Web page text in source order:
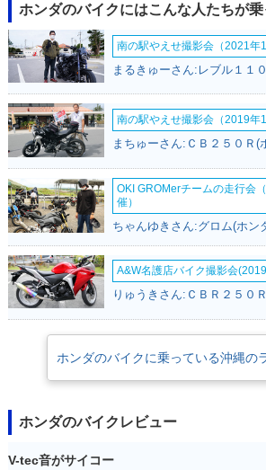
ホンダのバイクにはこんな人たちが
南の駅やえせ撮影会（2021年
まるきゅーさん:レブル１１
南の駅やえせ撮影会（2019年
まちゅーさん:ＣＢ２５０Ｒ(
OKI GROMerチームの走行会
催）
ちゃんゆきさん:グロム(ホン
A&W名護店バイク撮影会
りゅうきさん:ＣＢＲ２５０
ホンダのバイクに乗っている沖縄の
ホンダのバイクレビュー
V-tec音がサイコー